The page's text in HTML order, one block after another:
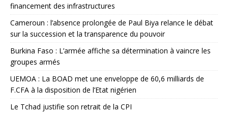
financement des infrastructures
Cameroun : l’absence prolongée de Paul Biya relance le débat
sur la succession et la transparence du pouvoir
Burkina Faso : L’armée affiche sa détermination à vaincre les
groupes armés
UEMOA : La BOAD met une enveloppe de 60,6 milliards de
F.CFA à la disposition de l’Etat nigérien
Le Tchad justifie son retrait de la CPI